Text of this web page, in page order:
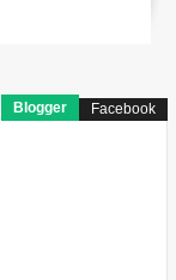
Blogger Facebook